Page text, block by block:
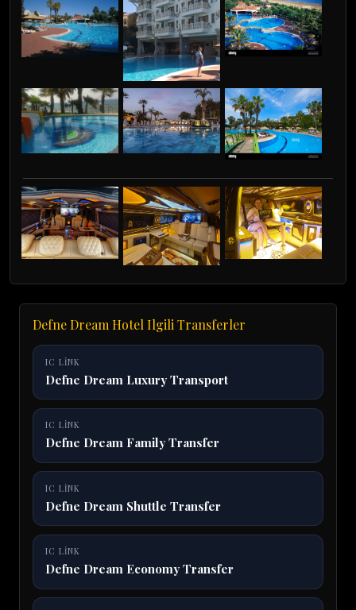
Defne Dream Hotel Ilgili Transferler
IC LINK
Defne Dream Luxury Transport
IC LINK
Defne Dream Family Transfer
IC LINK
Defne Dream Shuttle Transfer
IC LINK
Defne Dream Economy Transfer